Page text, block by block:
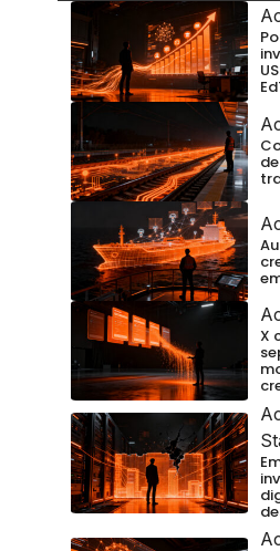
X